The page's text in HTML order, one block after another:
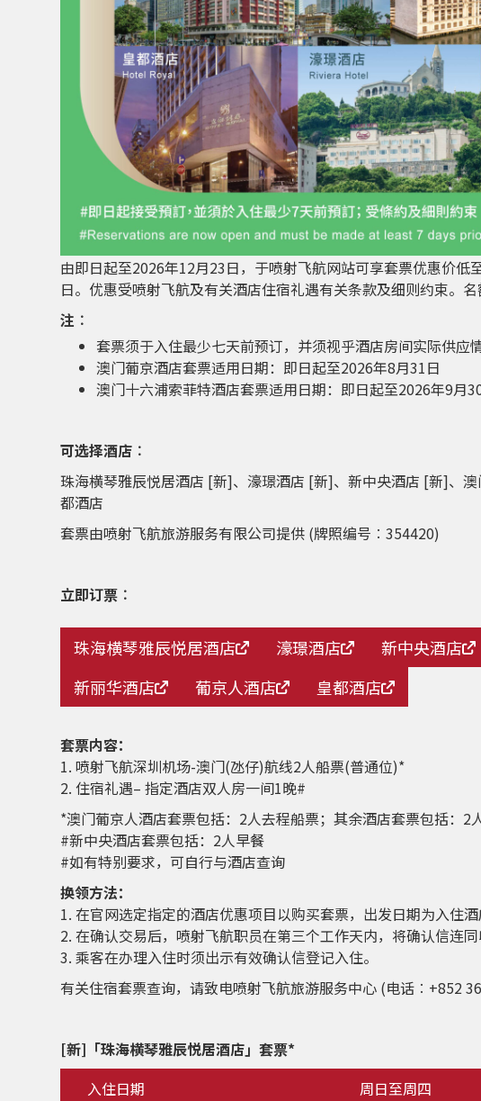
由即日起至2026年12月23日，于喷射飞航网站可享套票优惠价
日。优惠受喷射飞航及有关酒店住宿礼遇有关条款及细则约束。名
注︰
套票须于入住最少七天前预订，并须视乎酒店房间实际供应
澳门葡京酒店套票适用日期：即日起至2026年8月31日
澳门十六浦索菲特酒店套票适用日期：即日起至2026年9月
可选择酒店︰
珠海横琴雅辰悦居酒店 [新]、濠璟酒店 [新]、新中央酒店 [新]、
都酒店
套票由喷射飞航旅游服务有限公司提供 (牌照编号︰354420)
立即订票︰
珠海横琴雅辰悦居酒店 濠璟酒店 新中央酒店
新丽华酒店
葡京人酒店 皇都酒店
套票内容：
1. 喷射飞航深圳机场-澳门(氹仔)航线2人船票(普通位)*
2. 住宿礼遇– 指定酒店双人房一间1晚#
*澳门葡京人酒店套票包括：2人去程船票；其余酒店套票包括：2
#新中央酒店套票包括：2人早餐
#如有特别要求，可自行与酒店查询
换领方法：
1. 在官网选定指定的酒店优惠项目以购买套票，出发日期为入住酒
2. 在确认交易后，喷射飞航职员在第三个工作天内，将确认信连
3. 乘客在办理入住时须出示有效确认信登记入住。
有关住宿套票查询，请致电喷射飞航旅游服务中心 (电话︰+852
[新]「珠海横琴雅辰悦居酒店」套票*
入住日期
周日至周四